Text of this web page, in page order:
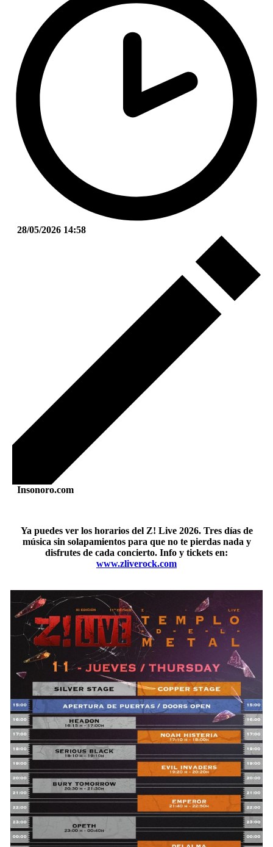
28/05/2026 14:58
Insonoro.com
Ya puedes ver los horarios del Z! Live 2026. Tres días de
música sin solapamientos para que no te pierdas nada y
disfrutes de cada concierto. Info y tickets en:
www.zliverock.com